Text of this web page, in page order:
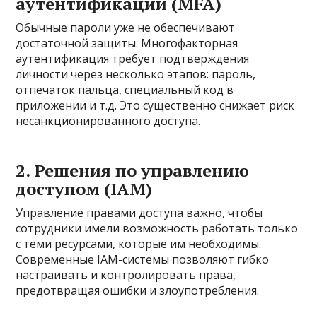
Обычные пароли уже не обеспечивают
достаточной защиты. Многофакторная
аутентификация требует подтверждения
личности через несколько этапов: пароль,
отпечаток пальца, специальный код в
приложении и т.д. Это существенно снижает риск
несанкционированного доступа.
2. Решения по управлению
доступом (IAM)
Управление правами доступа важно, чтобы
сотрудники имели возможность работать только
с теми ресурсами, которые им необходимы.
Современные IAM-системы позволяют гибко
настраивать и контролировать права,
предотвращая ошибки и злоупотребления.